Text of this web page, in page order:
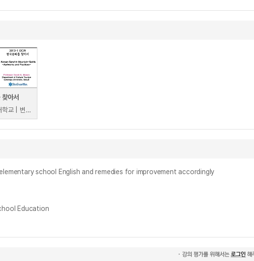
아서
숙명여자대학교 | 변계원
elementary school English and remedies for improvement accordingly
Education